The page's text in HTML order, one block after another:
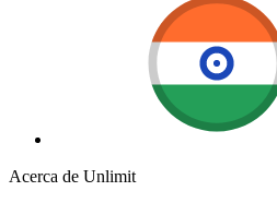
Acerca de Unlimit